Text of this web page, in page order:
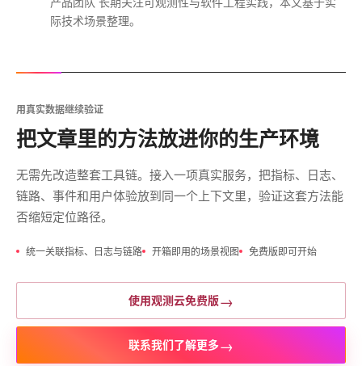
际技术场景整理。
用真实数据继续验证
把文章里的方法放进你的生产环境
无需先改造整套工具链。接入一项真实服务，把指标、日志、
链路、事件和用户体验放到同一个上下文里，验证这套方法能
否缩短定位路径。
统一关联指标、日志与链路 开箱即用的场景视图 免费版即可开始
使用观测云免费版→
联系我们了解更多→